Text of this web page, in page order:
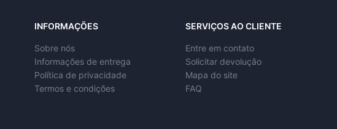
INFORMAÇÕES
Sobre nós
Informações de entrega
Política de privacidade
Termos e condições
SERVIÇOS AO CLIENTE
Entre em contato
Solicitar devolução
Mapa do site
FAQ